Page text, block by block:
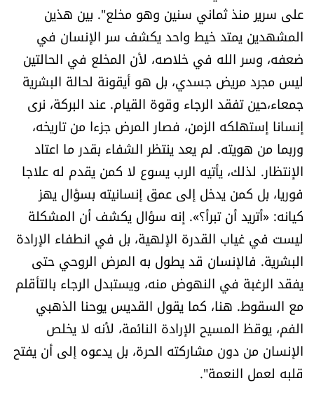
الصحافة الإسرائيلية
ثقافة وفنون
فصل من كتاب
اقرأ تضحك
كاميرا
سجالات
صحّة وصحن
الرياضة
منوّعات
حظّك اليوم
على سرير منذ ثماني سنين وهو مخلع". بين هذين
المشهدين يمتد خيط واحد يكشف سر الإنسان في
ضعفه، وسر الله في خلاصه، لأن المخلع في الحالتين
ليس مجرد مريض جسدي، بل هو أيقونة لحالة البشرية
جمعاء،حين تفقد الرجاء وقوة القيام. عند البركة، نرى
إنسانا إستهلكه الزمن، فصار المرض جزءا من تاريخه،
وربما من هويته. لم يعد ينتظر الشفاء بقدر ما اعتاد
الإنتظار. لذلك، يأتيه الرب يسوع لا كمن يقدم له علاجا
فوريا، بل كمن يدخل إلى عمق إنسانيته بسؤال يهز
كيانه: «أتريد أن تبرأ؟». إنه سؤال يكشف أن المشكلة
ليست في غياب القدرة الإلهية، بل في انطفاء الإرادة
البشرية. فالإنسان قد يطول به المرض الروحي حتى
يفقد الرغبة في النهوض منه، ويستبدل الرجاء بالتأقلم
مع السقوط. هنا، كما يقول ​القديس يوحنا الذهبي
الفم​، يوقظ المسيح الإرادة النائمة، لأنه لا يخلص
الإنسان من دون مشاركته الحرة، بل يدعوه إلى أن يفتح
قلبه لعمل النعمة".